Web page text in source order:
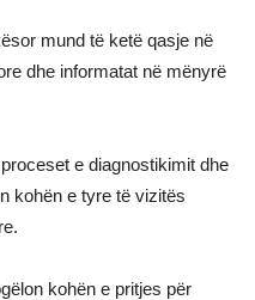
mund të ketë qasje në
dhe informatat në mënyrë
e diagnostikimit dhe
kohën e tyre të vizitës
kohën e pritjes për